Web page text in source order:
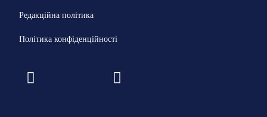
Редакційна політика
Політика конфіденційності